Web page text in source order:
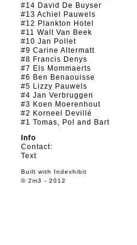
#14 David De Buyser
#13 Achiel Pauwels
#12 Plankton Hotel
#11 Walt Van Beek
#10 Jan Pollet
#9 Carine Altermatt
#8 Francis Denys
#7 Els Mommaerts
#6 Ben Benaouisse
#5 Lizzy Pauwels
#4 Jan Verbruggen
#3 Koen Moerenhout
#2 Korneel Devillé
#1 Tomas, Pol and Bart
Info
Contact:
Text
Built with Indexhibit
© 2m3 - 2012